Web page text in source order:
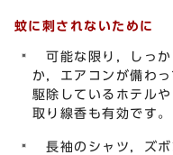
蚊に刺されないために
可能な限り，しっか
か，エアコンが備わ
駆除しているホテル
取り線香も有効です。
長袖のシャツ，ズボ